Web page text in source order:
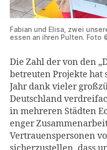
Fabian und Elisa, zwei
essen an ihren Pulten. Foto
Die Zahl der von den
betreuten Projekte hat
Jahr dank vieler
Deutschland
in mehreren Städten
enger
Vertrauenspersonen